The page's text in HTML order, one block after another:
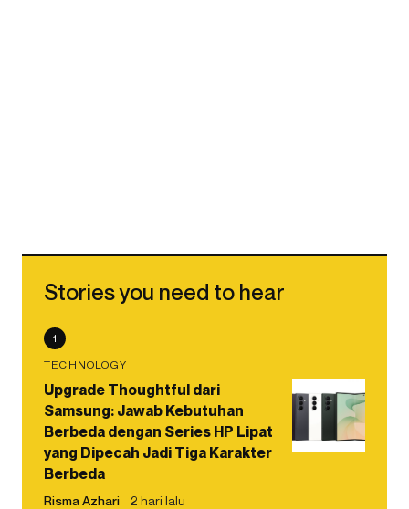
Stories you need to hear
1
TECHNOLOGY
Upgrade Thoughtful dari
Samsung: Jawab Kebutuhan
Berbeda dengan Series HP Lipat
yang Dipecah Jadi Tiga Karakter
Berbeda
Risma Azhari 2 hari lalu